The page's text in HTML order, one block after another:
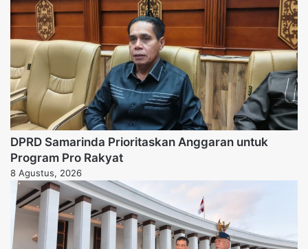
DPRD Samarinda Prioritaskan Anggaran untuk
Program Pro Rakyat
8 Agustus, 2026